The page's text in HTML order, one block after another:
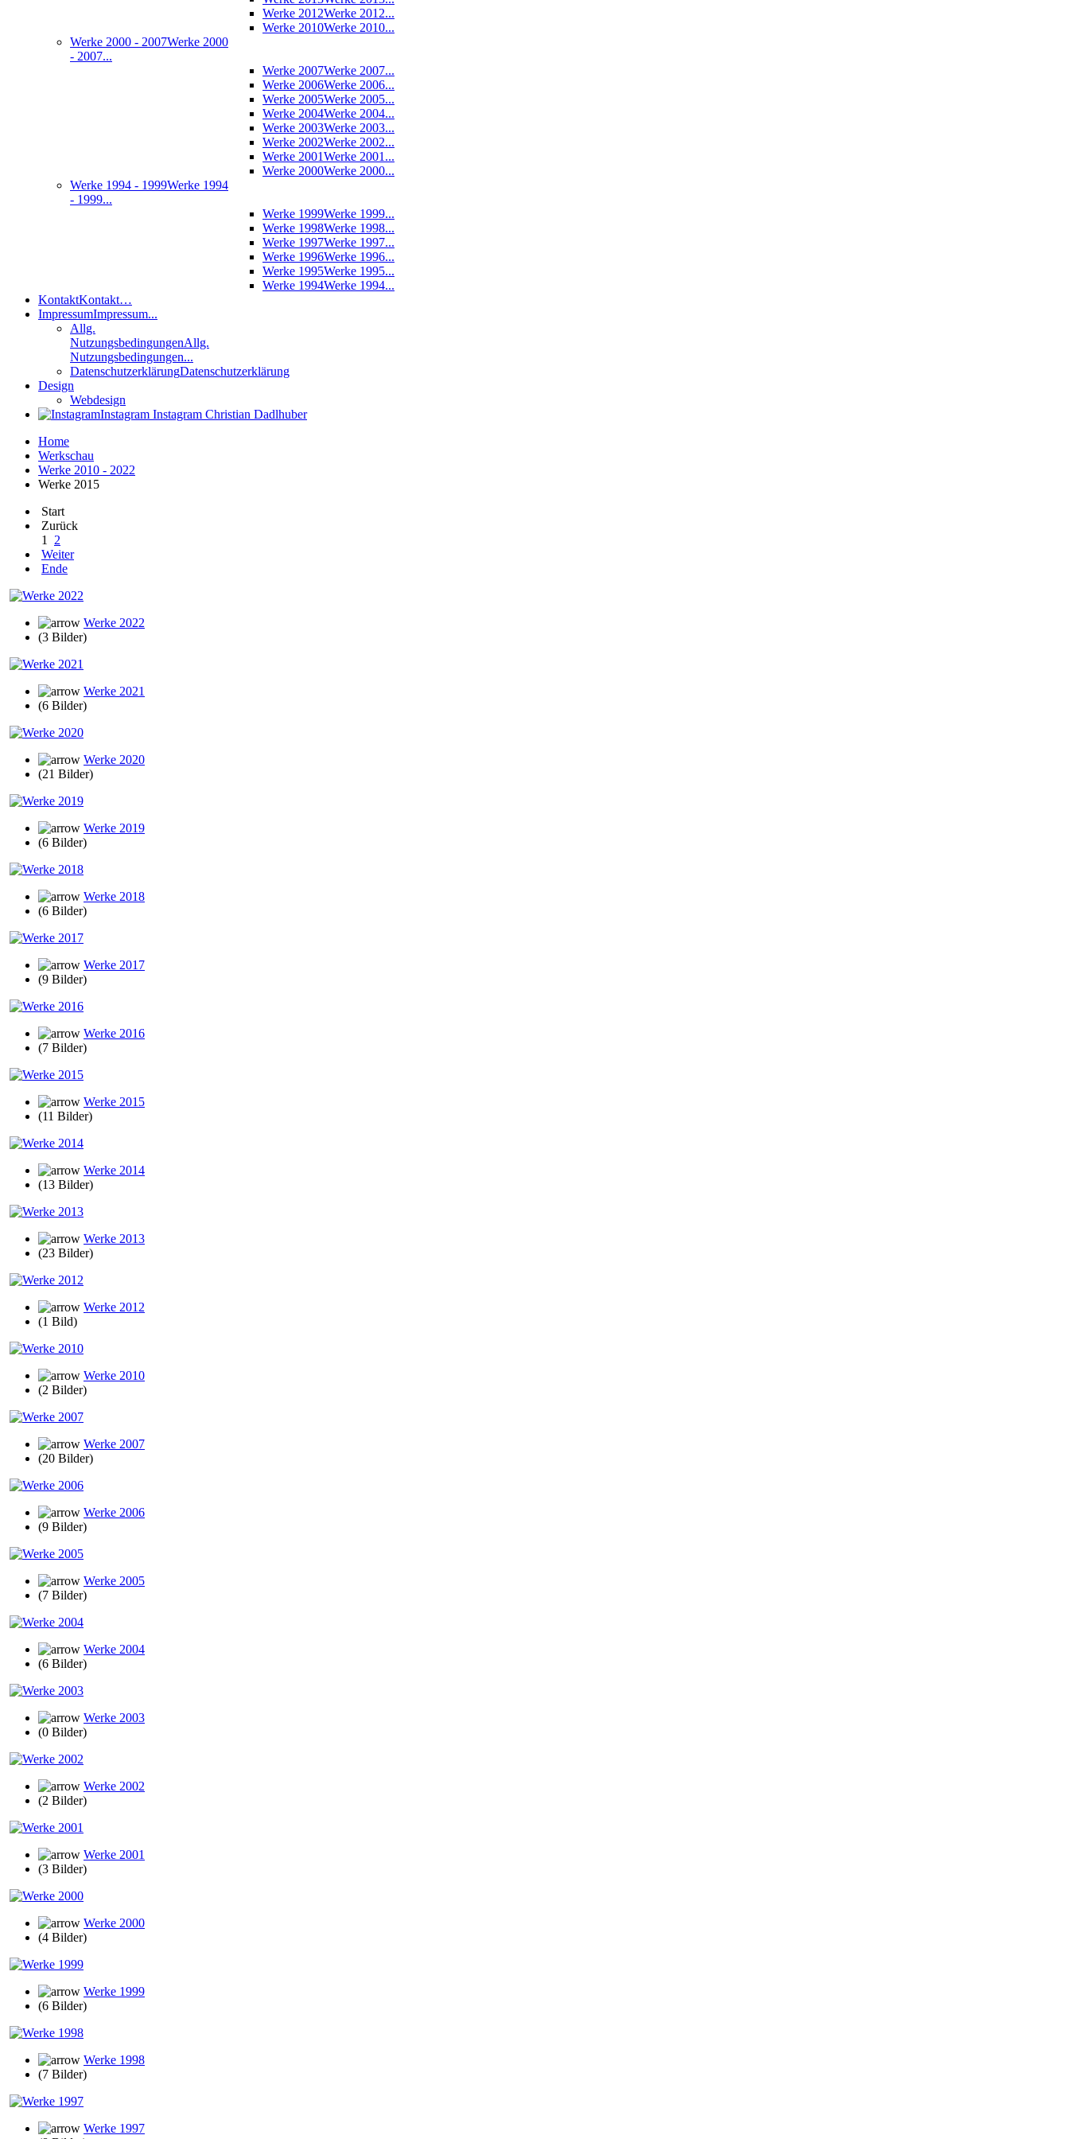
Werke 2012Werke 2012...
Werke 2010Werke 2010...
Werke 2000 - 2007Werke 2000
- 2007...
Werke 2007Werke 2007...
Werke 2006Werke 2006...
Werke 2005Werke 2005...
Werke 2004Werke 2004...
Werke 2003Werke 2003...
Werke 2002Werke 2002...
Werke 2001Werke 2001...
Werke 2000Werke 2000...
Werke 1994 - 1999Werke 1994
- 1999...
Werke 1999Werke 1999...
Werke 1998Werke 1998...
Werke 1997Werke 1997...
Werke 1996Werke 1996...
Werke 1995Werke 1995...
Werke 1994Werke 1994...
KontaktKontakt…
ImpressumImpressum...
Allg.
NutzungsbedingungenAllg.
Nutzungsbedingungen...
DatenschutzerklärungDatenschutzerklärung
Design
Webdesign
Instagram Instagram Christian Dadlhuber
Home
Werkschau
Werke 2010 - 2022
Werke 2015
Start
Zurück
1
2
Weiter
Ende
Werke 2022
(3 Bilder)
Werke 2021
(6 Bilder)
Werke 2020
(21 Bilder)
Werke 2019
(6 Bilder)
Werke 2018
(6 Bilder)
Werke 2017
(9 Bilder)
Werke 2016
(7 Bilder)
Werke 2015
(11 Bilder)
Werke 2014
(13 Bilder)
Werke 2013
(23 Bilder)
Werke 2012
(1 Bild)
Werke 2010
(2 Bilder)
Werke 2007
(20 Bilder)
Werke 2006
(9 Bilder)
Werke 2005
(7 Bilder)
Werke 2004
(6 Bilder)
Werke 2003
(0 Bilder)
Werke 2002
(2 Bilder)
Werke 2001
(3 Bilder)
Werke 2000
(4 Bilder)
Werke 1999
(6 Bilder)
Werke 1998
(7 Bilder)
Werke 1997